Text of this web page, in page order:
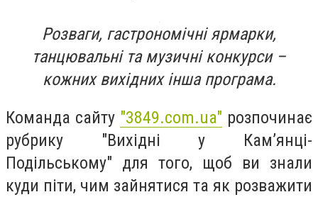
Розваги, гастрономічні ярмарки,
танцювальні та музичні конкурси –
кожних вихідних інша програма.
Команда сайту "3849.com.ua" розпочинає
рубрику "Вихідні у Кам’янці-
Подільському" для того, щоб ви знали
куди піти, чим зайнятися та як розважити